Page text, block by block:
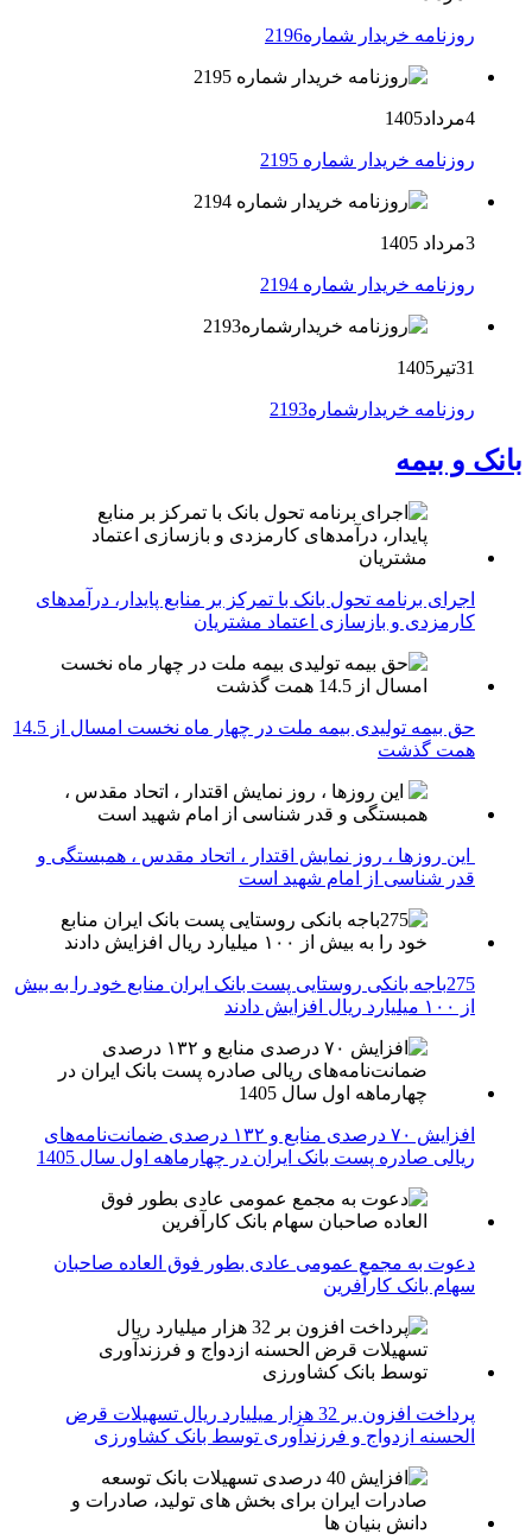
روزنامه خریدار شماره2196
4مرداد1405
روزنامه خریدار شماره 2195
3مرداد 1405
روزنامه خریدار شماره 2194
31تیر1405
روزنامه خریدارشماره2193
بانک و بیمه
اجرای برنامه تحول بانک با تمرکز بر منابع پایدار، درآمدهای
کارمزدی و بازسازی اعتماد مشتریان
حق بیمه تولیدی بیمه ملت در چهار ماه نخست امسال از 14.5
همت گذشت
این روزها ، روز نمایش اقتدار ، اتحاد مقدس ، همبستگی و
قدر شناسی از امام شهید است
275باجه بانکی روستایی پست بانک ایران منابع خود را به بیش
از ۱۰۰ میلیارد ریال افزایش دادند
افزایش ۷۰ درصدی منابع و ۱۳۲ درصدی ضمانت‌نامه‌های
ریالی صادره پست بانک ایران در چهارماهه اول سال 1405
دعوت به مجمع عمومی عادی بطور فوق العاده صاحبان
سهام بانک کارآفرین
پرداخت افزون بر 32 هزار میلیارد ریال تسهیلات قرض
الحسنه ازدواج و فرزندآوری توسط بانک کشاورزی